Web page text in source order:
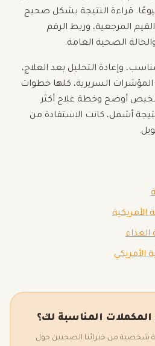
قراءة النتيجة بشكل صحيح
المرجعية، وربط الرقم
الصحية العامة.
وإعادة التحليل بعد العلاج،
المؤشرات السريرية، كلها خطوات
أوضح وخطة علاج أكثر
أشمل، كانت الاستفادة من
الغذاء
الأمريكي
المكملات المناسبة لك؟
من خبرائنا الصحيين حول